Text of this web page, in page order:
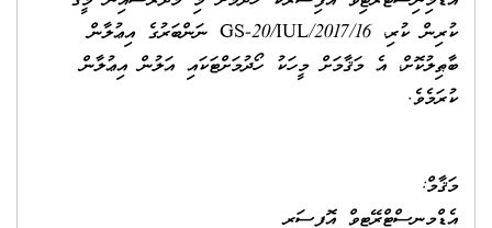
ކުރިން ކުރި، GS-20/IUL/2017/16 ނަންބަރުގެ އިޢުލާން
ބާޠިލުކޮށް، އެ މަޤާމަށް މީހަކު ހޯދުމަށްޓަކައި އަލުން އިޢުލާން
ކުރަމެވެ.
މަޤާމް:
އެޑްމިނިސްޓްރޭޓިވް އޮފިސަރ